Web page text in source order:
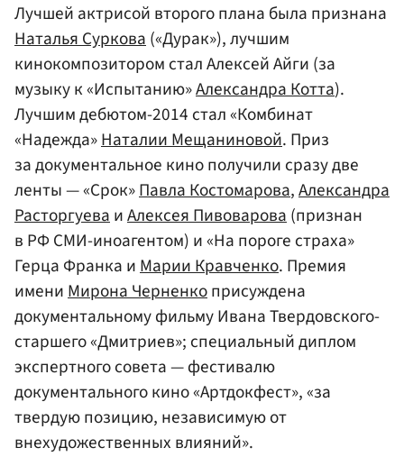
Лучшей актрисой второго плана была признана
Наталья Суркова(«Дурак»), лучшим
кинокомпозитором стал Алексей Айги (за
музыку к «Испытанию»Александра Котта).
Лучшим дебютом-2014 стал «Комбинат
«Надежда»Наталии Мещаниновой. Приз
за документальное кино получили сразу две
ленты — «Срок»Павла Костомарова,Александра
РасторгуеваиАлексея Пивоварова(признан
в РФ СМИ-иноагентом) и «На пороге страха»
Герца Франка иМарии Кравченко. Премия
имениМирона Черненкоприсуждена
документальному фильму Ивана Твердовского-
старшего «Дмитриев»; специальный диплом
экспертного совета — фестивалю
документального кино «Артдокфест», «за
твердую позицию, независимую от
внехудожественных влияний».